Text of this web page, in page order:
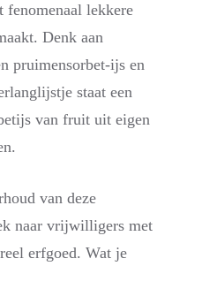
fenomenaal lekkere
Denk aan
pruimensorbet-ijs en
staat een
van fruit uit eigen
van deze
naar vrijwilligers met
erfgoed. Wat je